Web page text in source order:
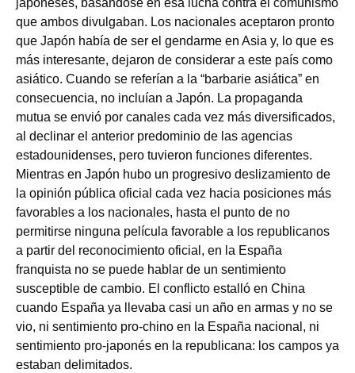
que ambos divulgaban. Los nacionales aceptaron pronto
que Japón había de ser el gendarme en Asia y, lo que es
más interesante, dejaron de considerar a este país como
asiático. Cuando se referían a la “barbarie asiática” en
consecuencia, no incluían a Japón. La propaganda
mutua se envió por canales cada vez más diversificados,
al declinar el anterior predominio de las agencias
estadounidenses, pero tuvieron funciones diferentes.
Mientras en Japón hubo un progresivo deslizamiento de
la opinión pública oficial cada vez hacia posiciones más
favorables a los nacionales, hasta el punto de no
permitirse ninguna película favorable a los republicanos
a partir del reconocimiento oficial, en la España
franquista no se puede hablar de un sentimiento
susceptible de cambio. El conflicto estalló en China
cuando España ya llevaba casi un año en armas y no se
vio, ni sentimiento pro-chino en la España nacional, ni
sentimiento pro-japonés en la republicana: los campos ya
estaban delimitados.